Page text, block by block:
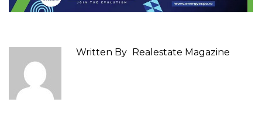
Written By Realestate Magazine